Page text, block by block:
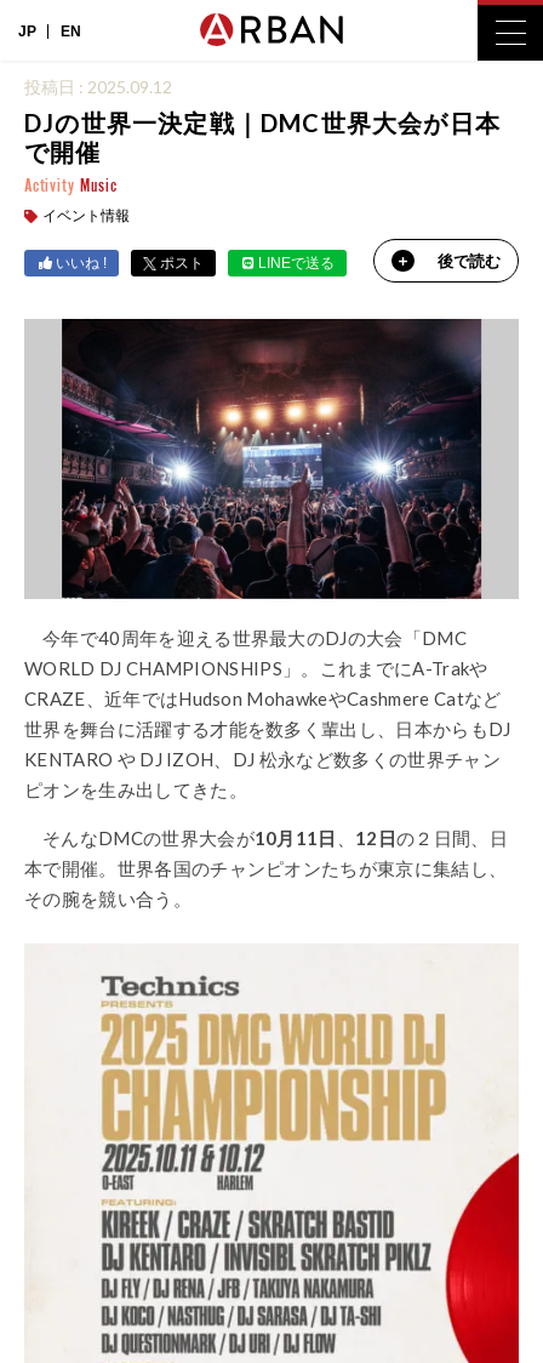
JP EN
投稿日 : 2025.09.12
DJの世界一決定戦｜DMC世界大会が日本
で開催
Activity Music
イベント情報
いいね ! ポスト LINEで送る 後で読む
今年で40周年を迎える世界最大のDJの大会「DMC
WORLD DJ CHAMPIONSHIPS」。これまでにA-Trakや
CRAZE、近年ではHudson MohawkeやCashmere Catなど
世界を舞台に活躍する才能を数多く輩出し、日本からもDJ
KENTARO や DJ IZOH、DJ 松永など数多くの世界チャン
ピオンを生み出してきた。
そんなDMCの世界大会が10月11日 12日の２日間、日
本で開催。世界各国のチャンピオンたちが東京に集結し、
その腕を競い合う。